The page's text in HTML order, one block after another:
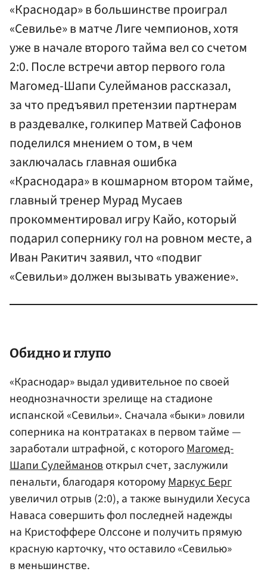
«Краснодар» в большинстве проиграл
«Севилье» в матче Лиге чемпионов, хотя
уже в начале второго тайма вел со счетом
2:0. После встречи автор первого гола
Магомед-Шапи Сулейманов рассказал,
за что предъявил претензии партнерам
в раздевалке, голкипер Матвей Сафонов
поделился мнением о том, в чем
заключалась главная ошибка
«Краснодара» в кошмарном втором тайме,
главный тренер Мурад Мусаев
прокомментировал игру Кайо, который
подарил сопернику гол на ровном месте, а
Иван Ракитич заявил, что «подвиг
«Севильи» должен вызывать уважение».
Обидно и глупо
«Краснодар» выдал удивительное по своей
неоднозначности зрелище на стадионе
испанской «Севильи». Сначала «быки» ловили
соперника на контратаках в первом тайме —
заработали штрафной, с которогоМагомед-
Шапи Сулеймановоткрыл счет, заслужили
пенальти, благодаря которомуМаркус Берг
увеличил отрыв (2:0), а также вынудили Хесуса
Наваса совершить фол последней надежды
на Кристоффере Олссоне и получить прямую
красную карточку, что оставило «Севилью»
в меньшинстве.